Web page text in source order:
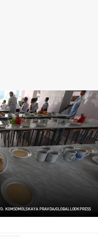
KOMSOMOLSKAYA PRAVDA/GLOBALLOOKPRESS